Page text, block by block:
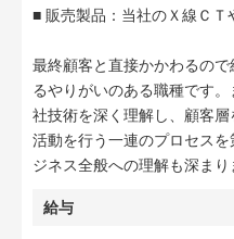
■ 販売製品：当社のＸ線ＣＴ
最終顧客と直接かかわるの
るやりがいのある職種です
社技術を深く理解し、顧客
活動を行う一連のプロセス
ジネス全般への理解も深まり
給与